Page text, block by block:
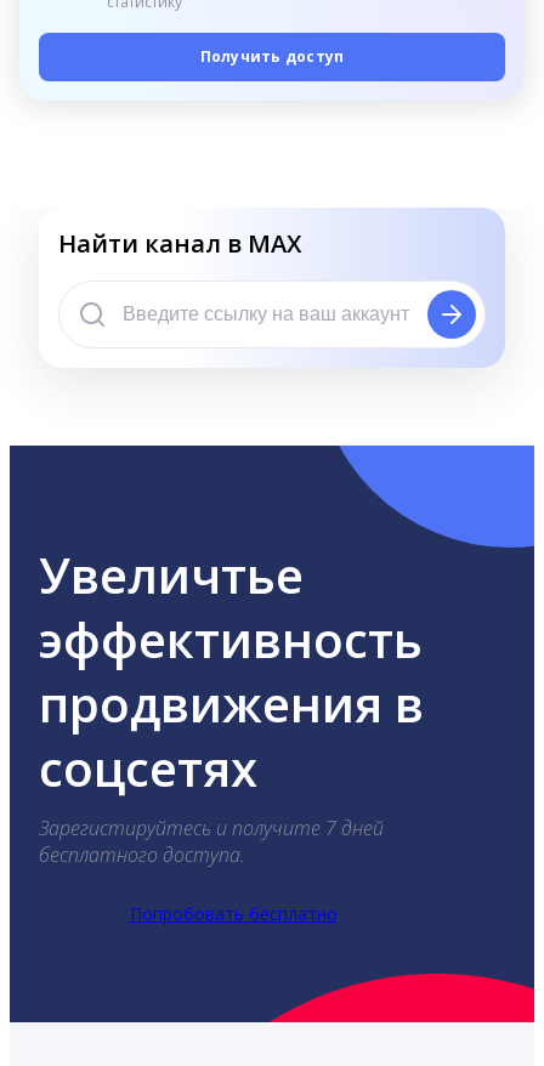
Получить доступ
Найти канал в MAX
Увеличтье
эффективность
продвижения в
соцсетях
Зарегистируйтесь и получите 7 дней
бесплатного доступа.
Попробовать бесплатно